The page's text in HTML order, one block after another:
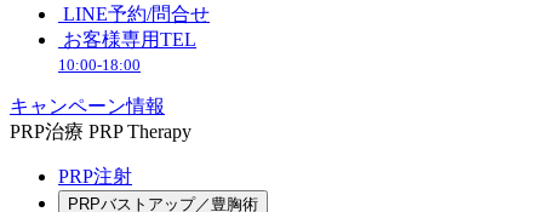
LINE予約/問合せ
お客様専用TEL
10:00-18:00
キャンペーン情報
PRP治療 PRP Therapy
PRP注射
PRPバストアップ／豊胸術